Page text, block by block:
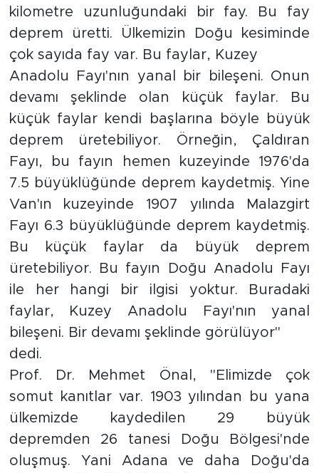
kilometre uzunluğundaki bir fay. Bu fay
deprem üretti. Ülkemizin Doğu kesiminde
çok sayıda fay var. Bu faylar, Kuzey
Anadolu Fayı'nın yanal bir bileşeni. Onun
devamı şeklinde olan küçük faylar. Bu
küçük faylar kendi başlarına böyle büyük
deprem üretebiliyor. Örneğin, Çaldıran
Fayı, bu fayın hemen kuzeyinde 1976'da
7.5 büyüklüğünde deprem kaydetmiş. Yine
Van'ın kuzeyinde 1907 yılında Malazgirt
Fayı 6.3 büyüklüğünde deprem kaydetmiş.
Bu küçük faylar da büyük deprem
üretebiliyor. Bu fayın Doğu Anadolu Fayı
ile her hangi bir ilgisi yoktur. Buradaki
faylar, Kuzey Anadolu Fayı'nın yanal
bileşeni. Bir devamı şeklinde görülüyor"
dedi.
Prof. Dr. Mehmet Önal, "Elimizde çok
somut kanıtlar var. 1903 yılından bu yana
ülkemizde kaydedilen 29 büyük
depremden 26 tanesi Doğu Bölgesi'nde
oluşmuş. Yani Adana ve daha Doğu'da
Arapgir
Battalgazi
Darende
Hekimhan
Kale
Pütürge
Magazin
Sinema
Asayiş
Adıyaman